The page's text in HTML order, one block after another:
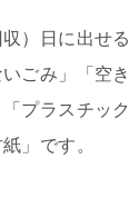
）日に出せ
ごみ」「空
プラスチッ
」です。